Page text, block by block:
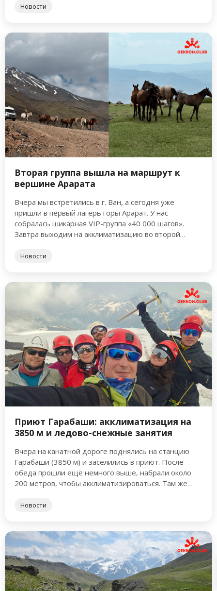
Новости
Вторая группа вышла на маршрут к
вершине Арарата
Вчера мы встретились в г. Ван, а сегодня уже
пришли в первый лагерь горы Арарат. У нас
собралась шикарная VIP-группа «40 000 шагов».
Завтра выходим на акклиматизацию во второй
Новости
Приют Гарабаши: акклиматизация на
3850 м и ледово-снежные занятия
Вчера на канатной дороге поднялись на станцию
Гарабаши (3850 м) и заселились в приют. После
обеда прошли ещё немного выше, набрали около
200 метров, чтобы акклиматизироваться. Там же
Новости